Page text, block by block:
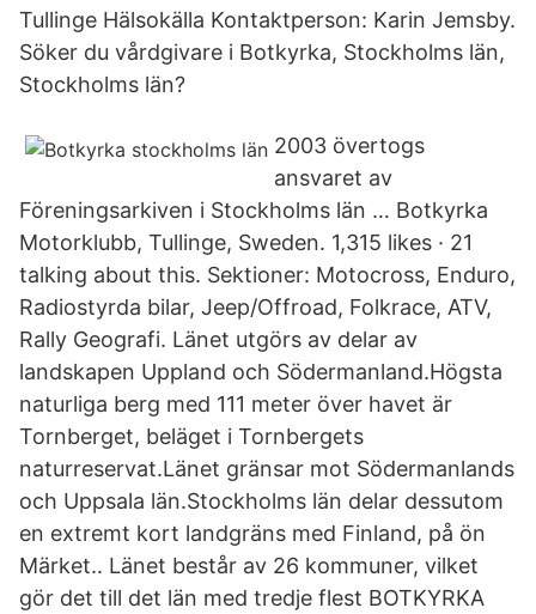
Tullinge Hälsokälla Kontaktperson: Karin Jemsby.
Söker du vårdgivare i Botkyrka, Stockholms län,
Stockholms län?
2003 övertogs
ansvaret av
Föreningsarkiven i Stockholms län … Botkyrka
Motorklubb, Tullinge, Sweden. 1,315 likes · 21
talking about this. Sektioner: Motocross, Enduro,
Radiostyrda bilar, Jeep/Offroad, Folkrace, ATV,
Rally Geografi. Länet utgörs av delar av
landskapen Uppland och Södermanland.Högsta
naturliga berg med 111 meter över havet är
Tornberget, beläget i Tornbergets
naturreservat.Länet gränsar mot Södermanlands
och Uppsala län.Stockholms län delar dessutom
en extremt kort landgräns med Finland, på ön
Märket.. Länet består av 26 kommuner, vilket
gör det till det län med tredje flest BOTKYRKA